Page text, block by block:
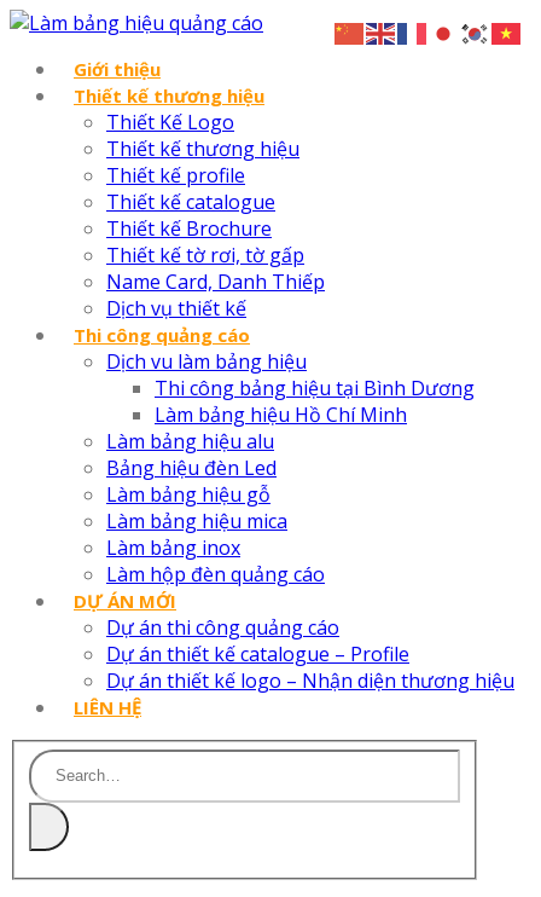
Giới thiệu
Thiết kế thương hiệu
Thiết Kế Logo
Thiết kế thương hiệu
Thiết kế profile
Thiết kế catalogue
Thiết kế Brochure
Thiết kế tờ rơi, tờ gấp
Name Card, Danh Thiếp
Dịch vụ thiết kế
Thi công quảng cáo
Dịch vu làm bảng hiệu
Thi công bảng hiệu tại Bình Dương
Làm bảng hiệu Hồ Chí Minh
Làm bảng hiệu alu
Bảng hiệu đèn Led
Làm bảng hiệu gỗ
Làm bảng hiệu mica
Làm bảng inox
Làm hộp đèn quảng cáo
DỰ ÁN MỚI
Dự án thi công quảng cáo
Dự án thiết kế catalogue – Profile
Dự án thiết kế logo – Nhận diện thương hiệu
LIÊN HỆ